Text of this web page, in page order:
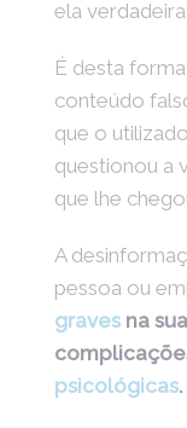
ela
É desta
conteúdo
que o
questionou a
que lhe
A
pessoa ou
graves na
psicológicas.